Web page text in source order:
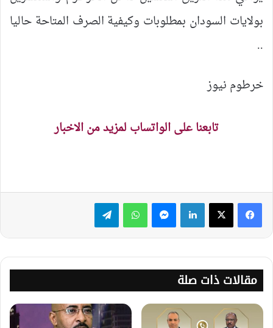
بولايات السودان بمطلوبات وكيفية الصرف المتاحة حاليا
..
خرطوم نيوز
تابعنا على الواتساب لمزيد من الاخبار
لينكدإن ماسنجر واتساب تيلقرام
مقالات ذات صلة